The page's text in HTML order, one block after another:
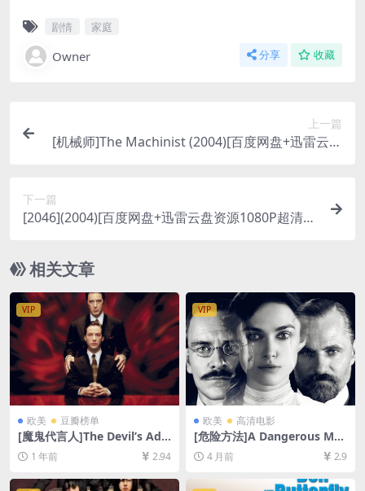
剧情 家庭
Owner 分享 收藏
上一篇
[机械师]The Machinist (2004)[百度网盘+迅雷云盘
下一篇
[2046](2004)[百度网盘+迅雷云盘资源1080P超清未
相关文章
VIP
欧美 豆瓣榜单
[魔鬼代言人]The Devil’s Adv
ocate (1997)[百度网盘+夸克
网盘1080P超清未删减资源]
[网盘在线播放/下载][MP4/9.
1 年前 2.94
VIP
欧美 高清电影
[危险方法]A Dangerous Met
hod (2011)[百度网盘+夸克网
盘1080P超清未删减资源][网
盘在线播放/下载][MP4/6.7G
4 月前 2.9